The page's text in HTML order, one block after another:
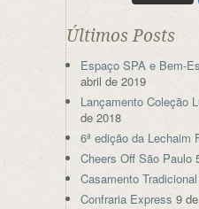
Últimos Posts
Espaço SPA e Bem-
abril de 2019
Lançamento Coleção
de 2018
6ª edição da Lechaim
Cheers Off São Paulo
Casamento Tradicional
Confraria Express 9